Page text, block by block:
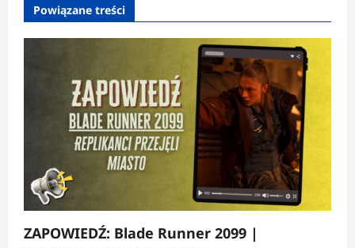
i
s
Powiązane treści
ZAPOWIEDŹ: Blade Runner 2099 |